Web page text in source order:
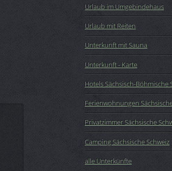
Urlaub im Umgebindehaus
Urlaub mit Reiten
Unterkunft mit Sauna
Unterkunft - Karte
Hotels Sächsisch-Böhmische
Ferienwohnungen
Privatzimmer Sächsische
Camping Sächsische Schweiz
alle Unterkünfte